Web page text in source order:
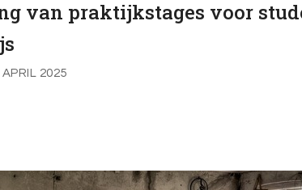
van praktijkstages voor
APRIL 2025